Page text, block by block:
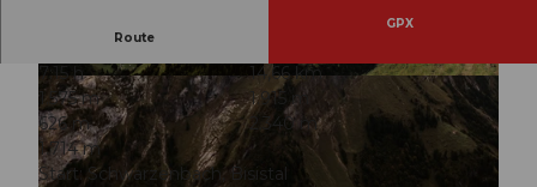
© Stoos-Muotatal Tourismus, Schwyz Tourism
us | Stoos-Muotatal Tourismus | CC-BY-SA
© Stoos-Muotatal Tourismus, Stoos-Muotatal T
ourismus
Route
GPX
7:15 h
14,66 km
1.575 m
1.915 m
626 m
2.340 m
1.714 m
Start: Schwarzenbach, Bisistal